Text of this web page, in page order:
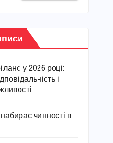
у 2026 році:
і
чинності в